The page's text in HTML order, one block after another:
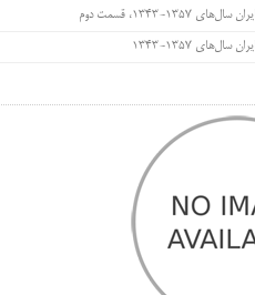
1343، قسمت دوم
1357-1343